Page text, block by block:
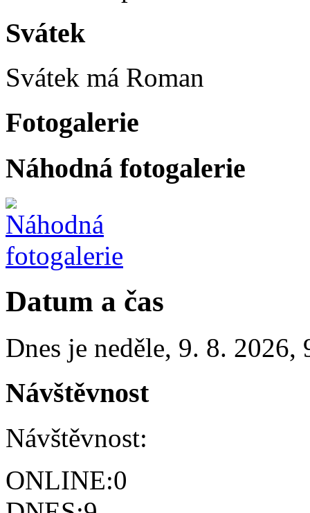
Svátek
Svátek má Roman
Fotogalerie
Náhodná fotogalerie
Datum a čas
Dnes je neděle, 9. 8. 2026,
Návštěvnost
Návštěvnost:
ONLINE:0